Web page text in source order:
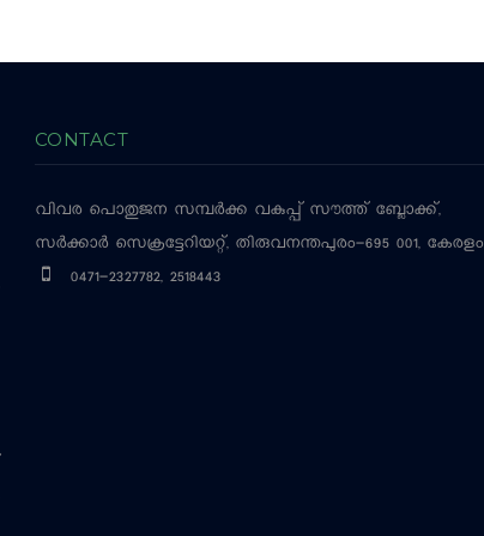
CONTACT
വിവര പൊതുജന സമ്പര്‍ക്ക വകുപ്പ് സൗത്ത് ബ്ലോക്ക്,
സര്‍ക്കാര്‍ സെക്രട്ടേറിയറ്റ്, തിരുവനന്തപുരം-695 001, കേരളം
0471-2327782, 2518443